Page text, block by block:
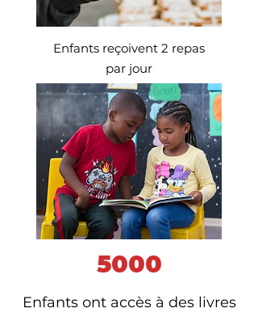
Enfants reçoivent 2 repas
par jour
5000
Enfants ont accès à des livres